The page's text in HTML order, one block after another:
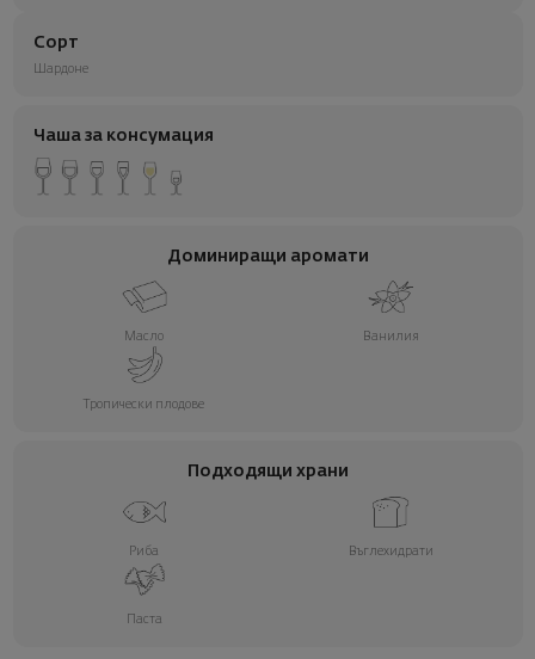
Сорт
Шардоне
Чаша за консумация
Доминиращи аромати
Масло Ванилия
Тропически плодове
Подходящи храни
Риба Въглехидрати
Паста